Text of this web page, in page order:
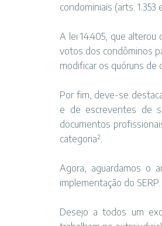
condominiais (arts. 1.353
A lei 14.405, que alterou
votos dos condôminos
modificar os quóruns de
Por fim, deve-se
e de escreventes de
documentos
categoria².
Agora, aguardamos o
implementação do SERP.
Desejo a todos um